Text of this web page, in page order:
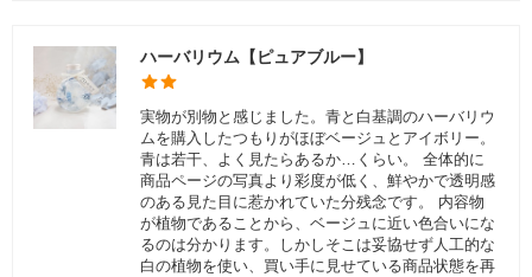
ハーバリウム【ピュアブルー】
実物が別物と感じました。青と白基調のハーバリウ
ムを購入したつもりがほぼベージュとアイボリー。
青は若干、よく見たらあるか…くらい。 全体的に
商品ページの写真より彩度が低く、鮮やかで透明感
のある見た目に惹かれていた分残念です。 内容物
が植物であることから、ベージュに近い色合いにな
るのは分かります。しかしそこは妥協せず人工的な
白の植物を使い、買い手に見せている商品状態を再